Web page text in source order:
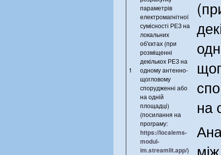
1
параметрів
електромагнітної
сумісності РЕЗ на
локальних
об'єктах (при
розміщенні
декількох РЕЗ на
одному антенно-
щогловому
спорудженні або
на одній
площадці)
(посилання на
програму:
https://localems-
modul-
im.streamlit.app/)
на
між